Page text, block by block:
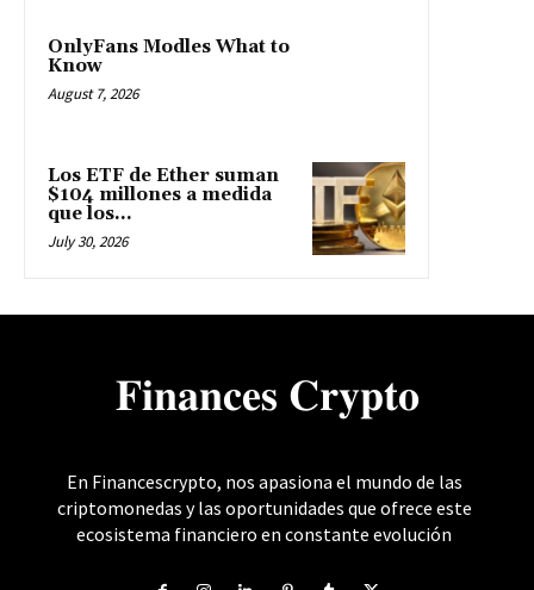
OnlyFans Modles What to
Know
August 7, 2026
Los ETF de Ether suman
$104 millones a medida
que los...
July 30, 2026
𝐅𝐢𝐧𝐚𝐧𝐜𝐞𝐬 𝐂𝐫𝐲𝐩𝐭𝐨
En Financescrypto, nos apasiona el mundo de las
criptomonedas y las oportunidades que ofrece este
ecosistema financiero en constante evolución